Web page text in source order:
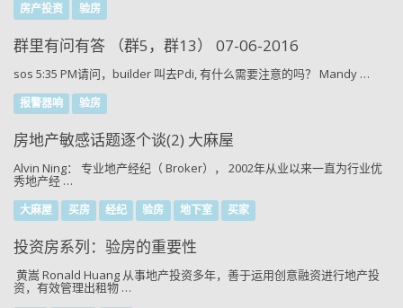
房产投资 验房
群里有问有答 （群5，群13） 07-06-2016
sos 5:35 PM请问，builder 叫去Pdi, 有什么需要注意的吗？ Mandy …
报警器响 验房
房地产敏感话题逐个谈(2) 大麻屋
Alvin Ning： 专业地产经纪（ Broker）， 2002年从业以来一直为行业优
秀地产经 …
大麻屋 买房 经纪 验房 地下室 买家
投资房系列：验房的重要性
黄嵩 Ronald Huang 从事地产投资多年，善于运用创意融资进行地产投
资，有效管理出租物 …